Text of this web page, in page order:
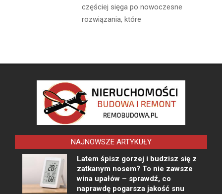
częściej sięga po nowoczesne
rozwiązania, które
NAJNOWSZE ARTYKUŁY
Latem śpisz gorzej i budzisz się z
zatkanym nosem? To nie zawsze
wina upałów – sprawdź, co
naprawdę pogarsza jakość snu